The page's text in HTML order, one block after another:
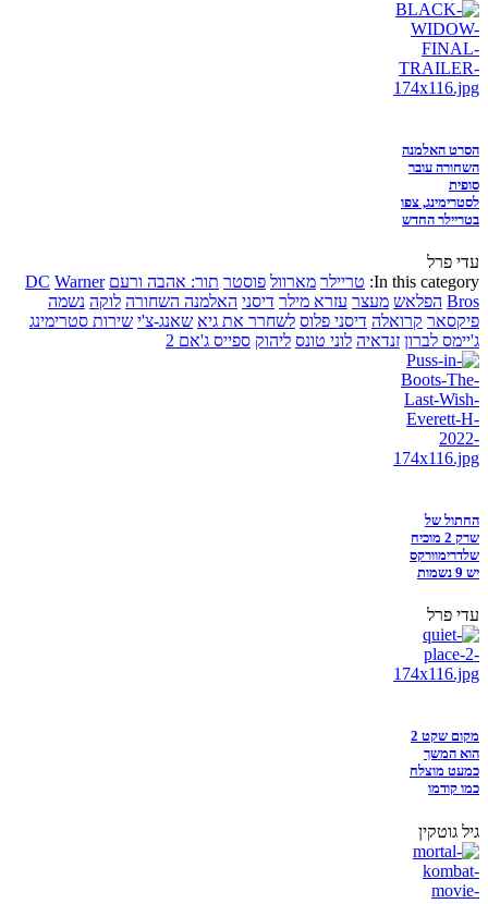
הסרט האלמנה
השחורה עובר
סופית
לסטרימינג, צפו
בטריילר החדש
עדי פרל
In this category: טריילר מארוול פוסטר תור: אהבה ורעם DC Warner
Bros הפלאש מעצר עזרא מילר דיסני האלמנה השחורה לוקה נשמה
פיקסאר קרואלה דיסני פלוס לשחרר את גיא שאנג-צ'י שירות סטרימינג
ג'יימס לברון זנדאיה לוני טונס ליהוק ספייס ג'אם 2
החתול של
שרק 2 מוכיח
שלדרימוורקס
יש 9 נשמות
עדי פרל
מקום שקט 2
הוא המשך
כמעט מוצלח
כמו קודמו
גיל גוטקין